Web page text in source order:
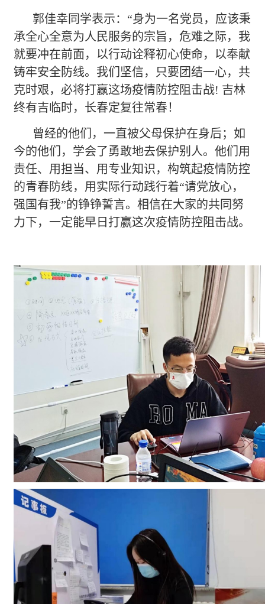
郭佳幸同学表示： “身为一名党员，应该秉
承全心全意为人民服务的宗旨，危难之际，我
就要冲在前面，以行动诠释初心使命，以奉献
铸牢安全防线。我们坚信，只要团结一心，共
克时艰，必将打赢这场疫情防控阻击战! 吉林
终有吉临时，长春定复往常春！
曾经的他们，一直被父母保护在身后；如
今的他们，学会了勇敢地去保护别人。他们用
责任、用担当、用专业知识，构筑起疫情防控
的青春防线，用实际行动践行着“请党放心，
强国有我”的铮铮誓言。相信在大家的共同努
力下，一定能早日打赢这次疫情防控阻击战。